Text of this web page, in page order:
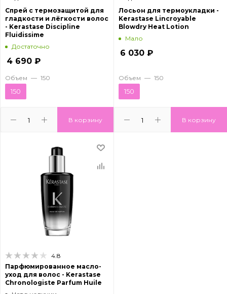
Спрей с термозащитой для
гладкости и лёгкости волос
- Kerastase Discipline
Fluidissime
Достаточно
4 690 ₽
В корзину
Объем — 150
150
Лосьон для термоукладки -
Kerastase Lincroyable
Blowdry Heat Lotion
Мало
6 030 ₽
В корзину
Объем — 150
150
4.8
Парфюмированное масло-
уход для волос - Kerastase
Chronologiste Parfum Huile